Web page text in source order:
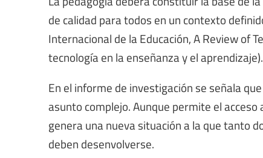
de calidad para todos en un contexto
Internacional de la Educación, A Review of
tecnología en la enseñanza y el aprendizaje).
En el informe de investigación se señala
asunto complejo. Aunque permite el
genera una nueva situación a la que tanto
deben desenvolverse.